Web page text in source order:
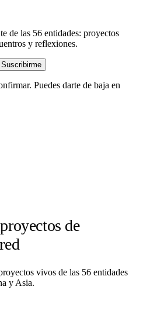
de las 56 entidades: proyectos
y reflexiones.
Suscribirme
Puedes darte de baja en
de
vivos de las 56 entidades
y Asia.